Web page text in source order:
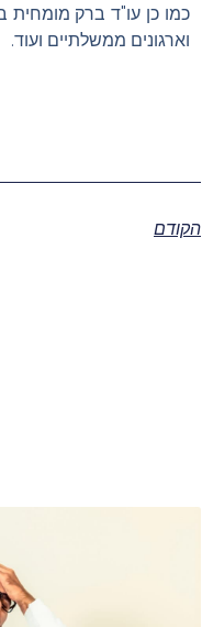
כמו כן עו"ד ברק מומחית
וארגונים ממשלתיים ועוד.
הקודם